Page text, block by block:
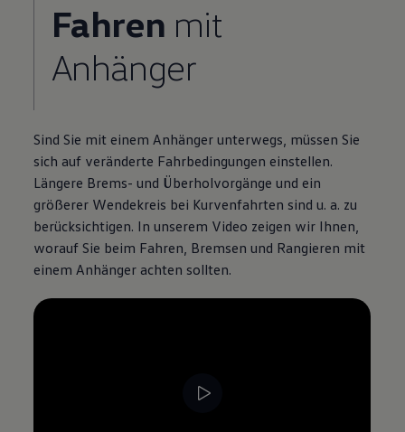
Fahren mit
Anhänger
Sind Sie mit einem Anhänger unterwegs, müssen Sie
sich auf veränderte Fahrbedingungen einstellen.
Längere Brems- und Überholvorgänge und ein
größerer Wendekreis bei Kurvenfahrten sind u. a. zu
berücksichtigen. In unserem Video zeigen wir Ihnen,
worauf Sie beim Fahren, Bremsen und Rangieren mit
einem Anhänger achten sollten.